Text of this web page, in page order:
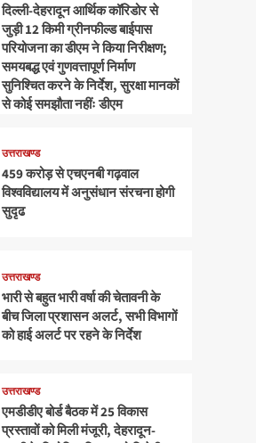
दिल्ली-देहरादून आर्थिक कॉरिडोर से
जुड़ी 12 किमी ग्रीनफील्ड बाईपास
परियोजना का डीएम ने किया निरीक्षण;
समयबद्ध एवं गुणवत्तापूर्ण निर्माण
सुनिश्चित करने के निर्देश, सुरक्षा मानकों
से कोई समझौता नहींः डीएम
उत्तराखण्ड
459 करोड़ से एचएनबी गढ़वाल
विश्वविद्यालय में अनुसंधान संरचना होगी
सुदृढ
उत्तराखण्ड
भारी से बहुत भारी वर्षा की चेतावनी के
बीच जिला प्रशासन अलर्ट, सभी विभागों
को हाई अलर्ट पर रहने के निर्देश
उत्तराखण्ड
एमडीडीए बोर्ड बैठक में 25 विकास
प्रस्तावों को मिली मंजूरी, देहरादून-